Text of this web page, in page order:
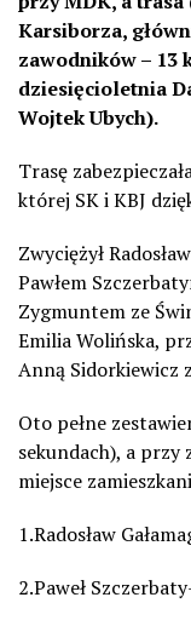
Karsiborza,
zawodników – 13
dziesięcioletnia
Wojtek Ubych).
Trasę
której SK i KBJ
Zwyciężył
Pawłem
Zygmuntem ze
Emilia Wolińska,
Anną Sidorkiewicz
Oto pełne
sekundach), a przy
miejsce
1.Radosław
2.Paweł